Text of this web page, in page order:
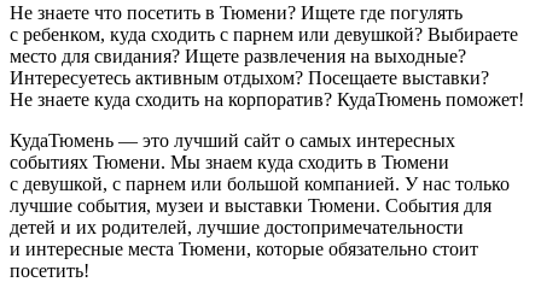
Не знаете что посетить в Тюмени? Ищете где погулять
с ребенком, куда сходить с парнем или девушкой? Выбираете
место для свидания? Ищете развлечения на выходные?
Интересуетесь активным отдыхом? Посещаете выставки?
Не знаете куда сходить на корпоратив? КудаТюмень поможет!
КудаТюмень — это лучший сайт о самых интересных
событиях Тюмени. Мы знаем куда сходить в Тюмени
с девушкой, с парнем или большой компанией. У нас только
лучшие события, музеи и выставки Тюмени. События для
детей и их родителей, лучшие достопримечательности
и интересные места Тюмени, которые обязательно стоит
посетить!